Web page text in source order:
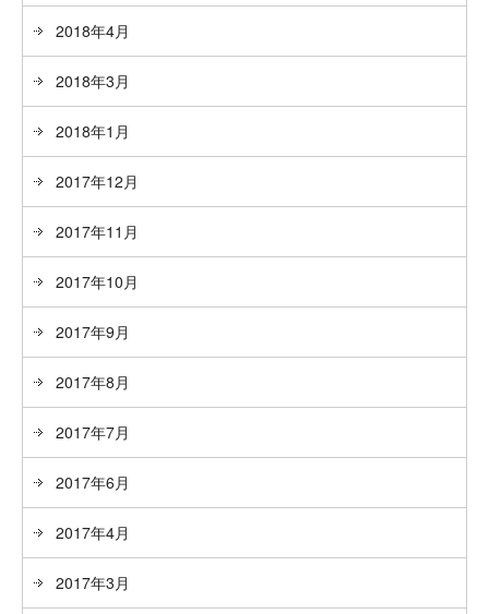
2018年4月
2018年3月
2018年1月
2017年12月
2017年11月
2017年10月
2017年9月
2017年8月
2017年7月
2017年6月
2017年4月
2017年3月